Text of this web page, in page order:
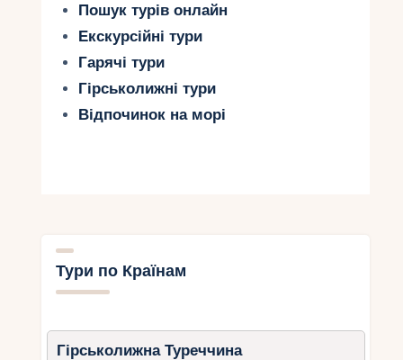
Пошук турів онлайн
Екскурсійні тури
Гарячі тури
Гірськолижні тури
Відпочинок на морі
Тури по Країнам
Гірськолижна Туреччина